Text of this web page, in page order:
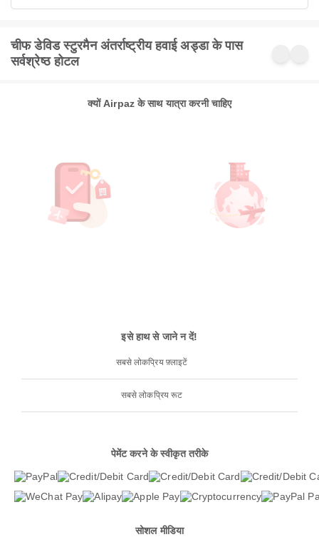
चीफ डेविड स्टुरमैन अंतर्राष्ट्रीय हवाई अड्डा के पास
सर्वश्रेष्ठ होटल
क्यों Airpaz के साथ यात्रा करनी चाहिए
इसे हाथ से जाने न दें!
सबसे लोकप्रिय फ़्लाइटें
सबसे लोकप्रिय रूट
पेमेंट करने के स्वीकृत तरीके
सोशल मीडिया